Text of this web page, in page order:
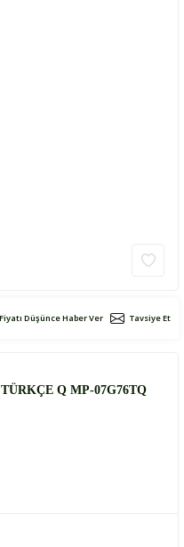
Fiyatı Düşünce Haber Ver Tavsiye Et
Q MP-07G76TQ